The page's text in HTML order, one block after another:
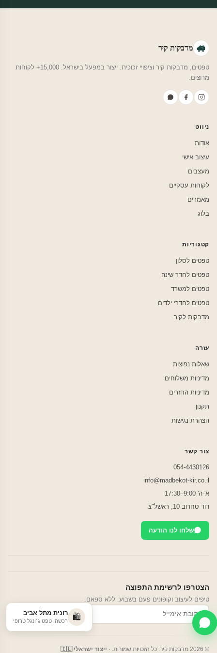
מדבקות קיר
טפטים, מדבקות קיר וציפויי זכוכית. ייצור במפעל בישראל. 15,000+ לקוחות
מרוצים.
ניווט
אודות
עיצוב אישי
מעצבים
לקוחות עסקיים
מאמרים
בלוג
קטגוריות
טפטים לסלון
טפטים לחדר שינה
טפטים למשרד
טפטים לחדרי ילדים
מדבקות לקיר
עזרה
שאלות נפוצות
מדיניות משלוחים
מדיניות החזרים
תקנון
הצהרת נגישות
צור קשר
054-4430126
info@madbekot-kir.co.il
א'-ה' 9:00–17:30
דוד סחרוב 10, ראשל"צ
שלחו לנו הודעה
הצטרפו לרשימת התפוצה
טיפים לעיצוב וקופונים פעם בשבוע. ללא ספאם.
הרשמה
© 2026 מדבקות קיר. כל הזכויות שמורות. · ייצור ישראלי 🇮🇱
🛍️ רונית מתל אביב
רכשה: טפט ג׳ונגל טרופי